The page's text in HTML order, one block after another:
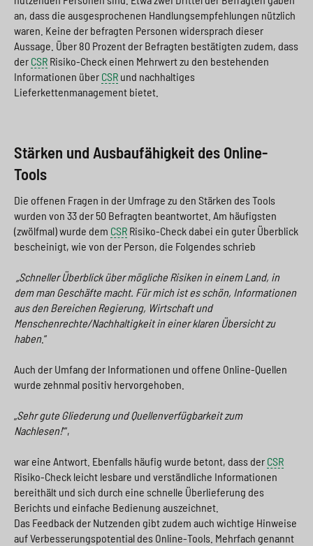
an, dass die ausgesprochenen Handlungsempfehlungen nützlich
waren. Keine der befragten Personen widersprach dieser
Aussage. Über 80 Prozent der Befragten bestätigten zudem, dass
der CSR Risiko-Check einen Mehrwert zu den bestehenden
Informationen über CSR und nachhaltiges
Lieferkettenmanagement bietet.
Stärken und Ausbaufähigkeit des Online-
Tools
Die offenen Fragen in der Umfrage zu den Stärken des Tools
wurden von 33 der 50 Befragten beantwortet. Am häufigsten
(zwölfmal) wurde dem CSR Risiko-Check dabei ein guter Überblick
bescheinigt, wie von der Person, die Folgendes schrieb
„Schneller Überblick über mögliche Risiken in einem Land, in
dem man Geschäfte macht. Für mich ist es schön, Informationen
aus den Bereichen Regierung, Wirtschaft und
Menschenrechte/Nachhaltigkeit in einer klaren Übersicht zu
haben.“
Auch der Umfang der Informationen und offene Online-Quellen
wurde zehnmal positiv hervorgehoben.
„Sehr gute Gliederung und Quellenverfügbarkeit zum
Nachlesen!'“,
war eine Antwort. Ebenfalls häufig wurde betont, dass der CSR
Risiko-Check leicht lesbare und verständliche Informationen
bereithält und sich durch eine schnelle Überlieferung des
Berichts und einfache Bedienung auszeichnet.
Das Feedback der Nutzenden gibt zudem auch wichtige Hinweise
auf Verbesserungspotential des Online-Tools. Mehrfach genannt